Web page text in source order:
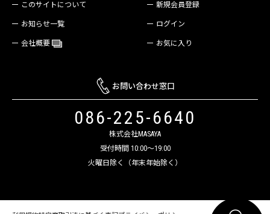
このサイトについて
お知らせ一覧
会社概要
新規会員登録
ログイン
お気に入り
お問い合わせ窓口
086-225-6640
株式会社MASAYA
受付時間 10:00～19:00
火曜日除く（年末年始除く）